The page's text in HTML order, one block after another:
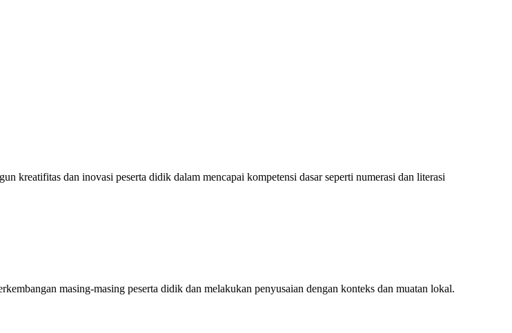
kreatifitas dan inovasi peserta didik dalam mencapai kompetensi dasar seperti numerasi dan literasi
masing-masing peserta didik dan melakukan penyusaian dengan konteks dan muatan lokal.